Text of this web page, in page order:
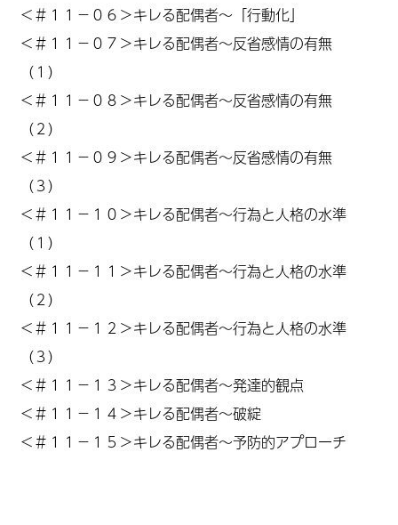
＜＃１１ －０６＞キレる配偶者～「行動化」
＜＃１１ －０７＞キレる配偶者～反省感情の有無
（１）
＜＃１１ －０８＞キレる配偶者～反省感情の有無
（２）
＜＃１１ －０９＞キレる配偶者～反省感情の有無
（３）
＜＃１１ －１０＞キレる配偶者～行為と人格の水準
（１）
＜＃１１ －１１＞キレる配偶者～行為と人格の水準
（２）
＜＃１１ －１２＞キレる配偶者～行為と人格の水準
（３）
＜＃１１ －１３＞キレる配偶者～発達的観点
＜＃１１－１４＞キレる配偶者～破綻
＜＃１１ －１５＞キレる配偶者～予防的アプローチ